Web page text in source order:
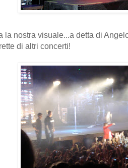
la nostra visuale...a detta di
di altri concerti!